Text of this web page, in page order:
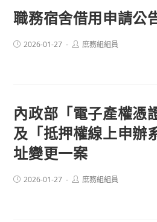
職務宿舍借用申請公
Post2026-01-27
Post庶務組組員
內政部「電子產權憑
及「抵押權線上申辦
址變更一案
Post2026-01-27
Post庶務組組員